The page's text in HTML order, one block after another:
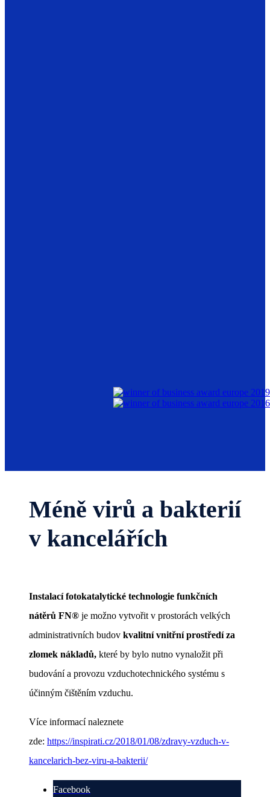
Méně virů a bakterií
v kancelářích
Instalací fotokatalytické technologie funkčních
nátěrů FN® je možno vytvořit v prostorách velkých
administrativních budov kvalitní vnitřní prostředí za
zlomek nákladů, které by bylo nutno vynaložit při
budování a provozu vzduchotechnického systému s
účinným čištěním vzduchu.
Více informací naleznete
zde: https://inspirati.cz/2018/01/08/zdravy-vzduch-v-
kancelarich-bez-viru-a-bakterii/
Facebook